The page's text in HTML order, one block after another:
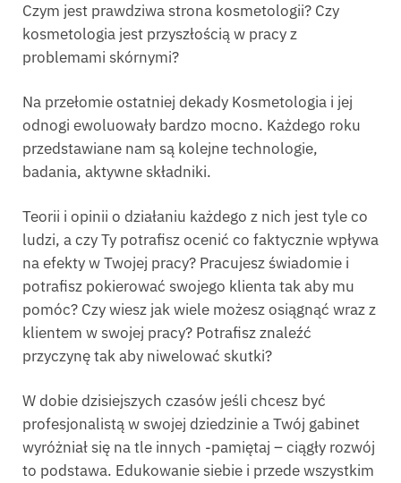
Czym jest prawdziwa strona kosmetologii? Czy
kosmetologia jest przyszłością w pracy z
problemami skórnymi?
Na przełomie ostatniej dekady Kosmetologia i jej
odnogi ewoluowały bardzo mocno. Każdego roku
przedstawiane nam są kolejne technologie,
badania, aktywne składniki.
Teorii i opinii o działaniu każdego z nich jest tyle co
ludzi, a czy Ty potrafisz ocenić co faktycznie wpływa
na efekty w Twojej pracy? Pracujesz świadomie i
potrafisz pokierować swojego klienta tak aby mu
pomóc? Czy wiesz jak wiele możesz osiągnąć wraz z
klientem w swojej pracy? Potrafisz znaleźć
przyczynę tak aby niwelować skutki?
W dobie dzisiejszych czasów jeśli chcesz być
profesjonalistą w swojej dziedzinie a Twój gabinet
wyróżniał się na tle innych -pamiętaj – ciągły rozwój
to podstawa. Edukowanie siebie i przede wszystkim